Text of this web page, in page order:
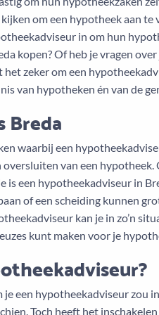
om een hypotheek aan te
in om hun
kopen? Of heb je vragen
zeker om een
van hypotheken én van de
Breda
waarbij een
oversluiten van een hypotheek.
een hypotheekadviseur in
of een scheiding kunnen
kan je in zo’n
kunt maken voor je
een hypotheekadviseur zou
Toch heeft het